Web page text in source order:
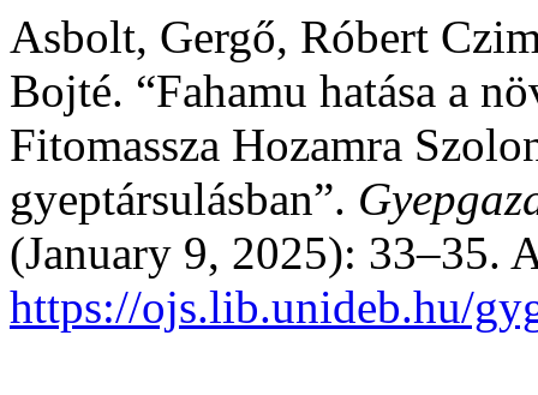
Asbolt, Gergő, Róbert
Bojté. “Fahamu hatása a
Fitomassza Hozamra
gyeptársulásban”.
(January 9, 2025): 33–35.
https://ojs.lib.unideb.hu/